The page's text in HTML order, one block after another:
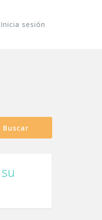
Inicia sesión
Buscar